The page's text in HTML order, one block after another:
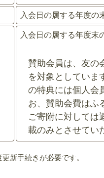
入会日の属する年度の
入会日の属する年度末
賛助会員は、友の
を対象としていま
の特典には個人会
お、賛助会費はふ
ご寄附に対しては
載のみとさせてい
新手続きが必要です。